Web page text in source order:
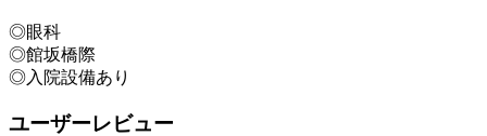
◎眼科
◎館坂橋際
◎入院設備あり
ユーザーレビュー